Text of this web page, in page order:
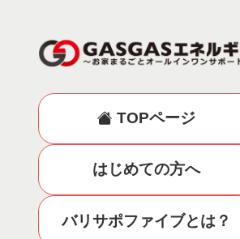
TOPページ
はじめての方へ
バリサポファイブとは？